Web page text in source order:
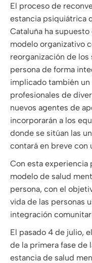
El proceso de
estancia psiquiátrica
Cataluña ha
modelo organizativo
reorganización de los
persona de forma
implicado también
profesionales de
nuevos agentes de
incorporarán a los
donde se sitúan las
contará en breve con
Con esta experiencia
modelo de salud
persona, con el
vida de las personas
integración
El pasado 4 de julio,
de la primera fase de
estancia de salud